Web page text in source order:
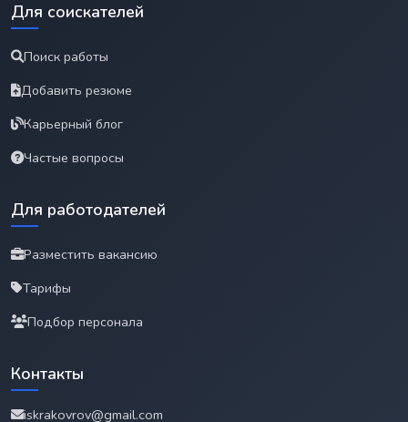
Для соискателей
Поиск работы
Добавить резюме
Карьерный блог
Частые вопросы
Для работодателей
Разместить вакансию
Тарифы
Подбор персонала
Контакты
iskrakovrov@gmail.com